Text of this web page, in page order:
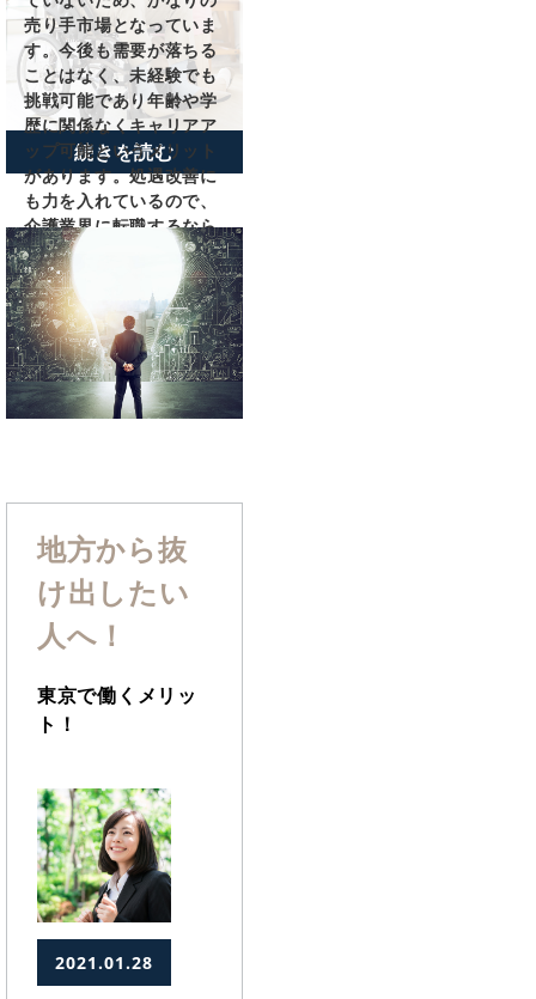
売り手市場となっていま
す。今後も需要が落ちる
ことはなく、未経験でも
挑戦可能であり年齢や学
歴に関係なくキャリアア
ップ可能というメリット
があります。処遇改善に
も力を入れているので、
介護業界に転職するなら
今がチャンスですよ。
続きを読む
地方から抜
け出したい
人へ！
東京で働くメリッ
ト！
2021.01.28